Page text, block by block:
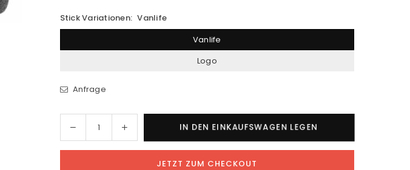
Stick Variationen: Vanlife
Vanlife
Logo
Anfrage
Menge
für
Vanlife
Menge
für
Vanlife
IN DEN EINKAUFSWAGEN LEGEN
JETZT ZUM CHECKOUT